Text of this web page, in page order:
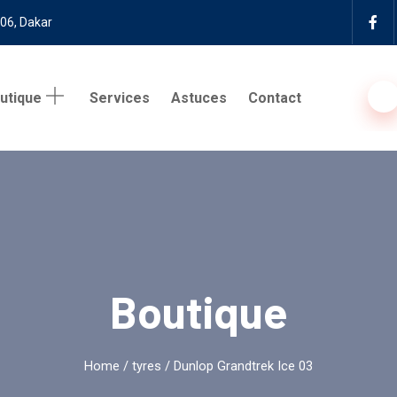
Dakar
Services Astuces Contact
Boutique
Home / tyres / Dunlop Grandtrek Ice 03